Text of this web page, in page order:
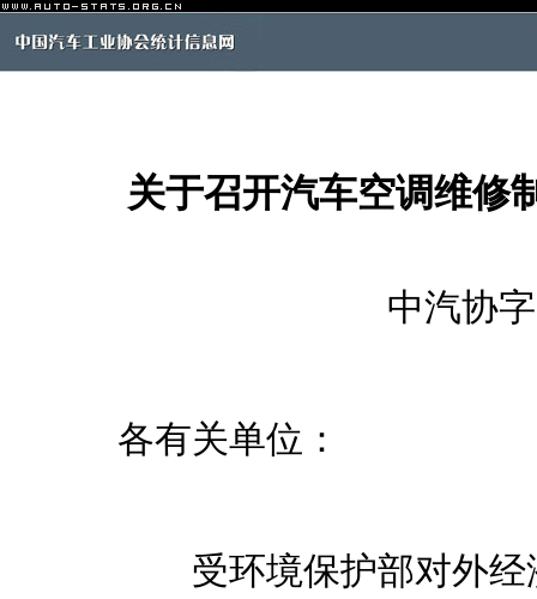
关于召开汽车空调维修
中汽协
各有关单位：
受环境保护部对外经